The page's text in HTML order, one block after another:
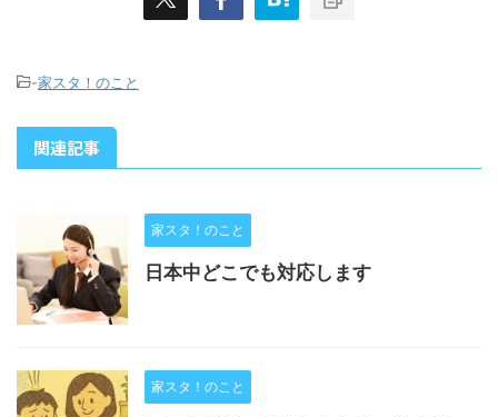
-家スタ！のこと
関連記事
家スタ！のこと
日本中どこでも対応します
家スタ！のこと